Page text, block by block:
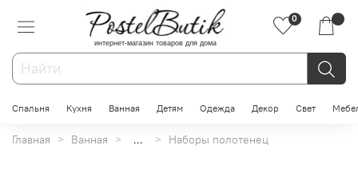
интернет-магазин товаров для дома
0
Спальня Кухня Ванная Детям Одежда Декор Свет
Главная Ванная ... Наборы полотенец